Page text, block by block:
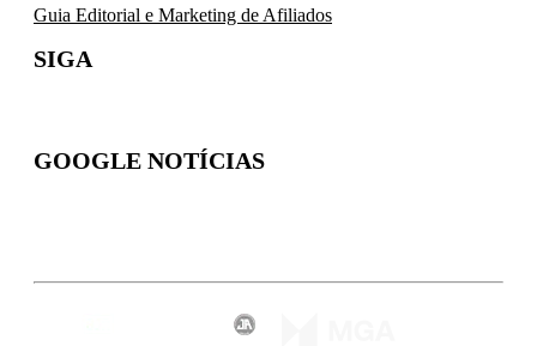
Guia Editorial e Marketing de Afiliados
SIGA
GOOGLE NOTÍCIAS